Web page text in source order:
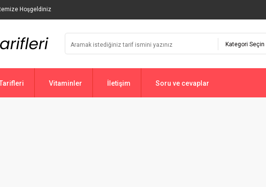
Hoşgeldiniz
Vitaminler İletişim Soru ve cevaplar